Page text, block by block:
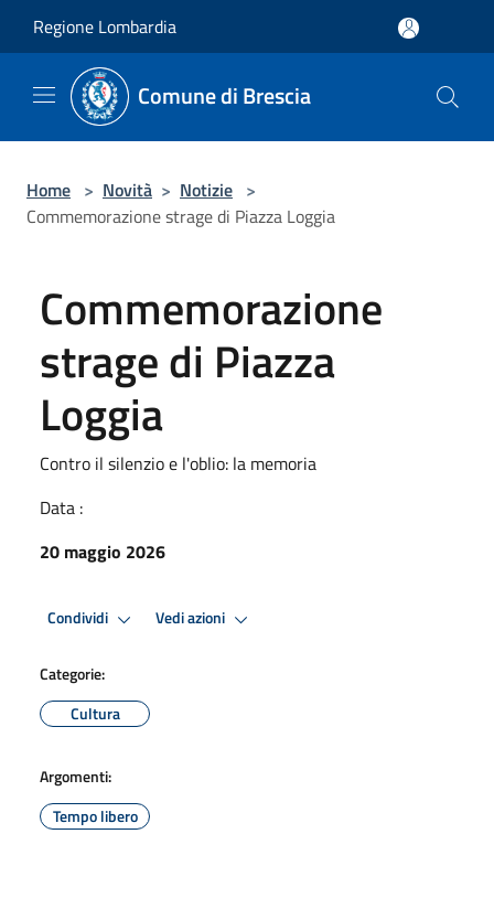
Regione Lombardia
Comune di Brescia
Home > Novità > Notizie >
Commemorazione strage di Piazza Loggia
Commemorazione
strage di Piazza
Loggia
Contro il silenzio e l'oblio: la memoria
Data :
20 maggio 2026
Condividi Vedi azioni
Categorie:
Cultura
Argomenti:
Tempo libero